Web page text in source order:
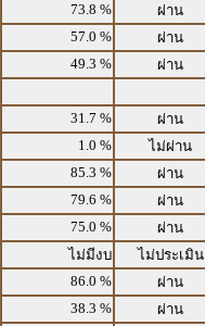
73.8 % ผ่าน
57.0 % ผ่าน
49.3 % ผ่าน
31.7 % ผ่าน
1.0 % ไม่ผ่าน
85.3 % ผ่าน
79.6 % ผ่าน
75.0 % ผ่าน
ไม่มีงบ ไม่ประเมิน
86.0 % ผ่าน
38.3 % ผ่าน